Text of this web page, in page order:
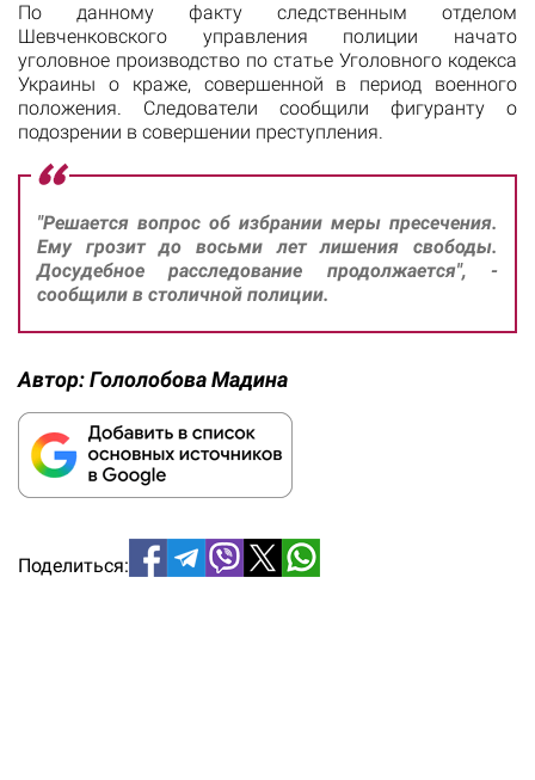
По данному факту следственным отделом
Шевченковского управления полиции начато
уголовное производство по статье Уголовного кодекса
Украины о краже, совершенной в период военного
положения. Следователи сообщили фигуранту о
подозрении в совершении преступления.
"Решается вопрос об избрании меры пресечения.
Ему грозит до восьми лет лишения свободы.
Досудебное расследование продолжается", -
сообщили в столичной полиции.
Автор:Гололобова Мадина
Поделиться: